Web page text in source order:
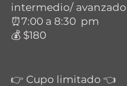
intermedio/ avanzado
⏰7:00 a 8:30  pm
💰 $180
👉 Cupo limitado 👈